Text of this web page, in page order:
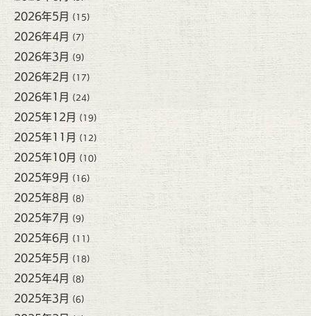
2026年5月 (15)
2026年4月 (7)
2026年3月 (9)
2026年2月 (17)
2026年1月 (24)
2025年12月 (19)
2025年11月 (12)
2025年10月 (10)
2025年9月 (16)
2025年8月 (8)
2025年7月 (9)
2025年6月 (11)
2025年5月 (18)
2025年4月 (8)
2025年3月 (6)